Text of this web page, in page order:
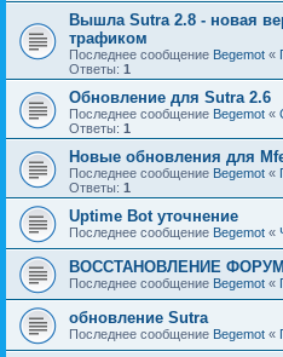
Вышла Sutra 2.8 - новая
трафиком
Последнее сообщение Begemot «
Ответы: 1
Обновление для Sutra 2.6
Последнее сообщение Begemot «
Ответы: 1
Новые обновления для
Последнее сообщение Begemot «
Ответы: 1
Uptime Bot уточнение
Последнее сообщение Begemot «
ВОССТАНОВЛЕНИЕ
Последнее сообщение Begemot «
обновление Sutra
Последнее сообщение Begemot «